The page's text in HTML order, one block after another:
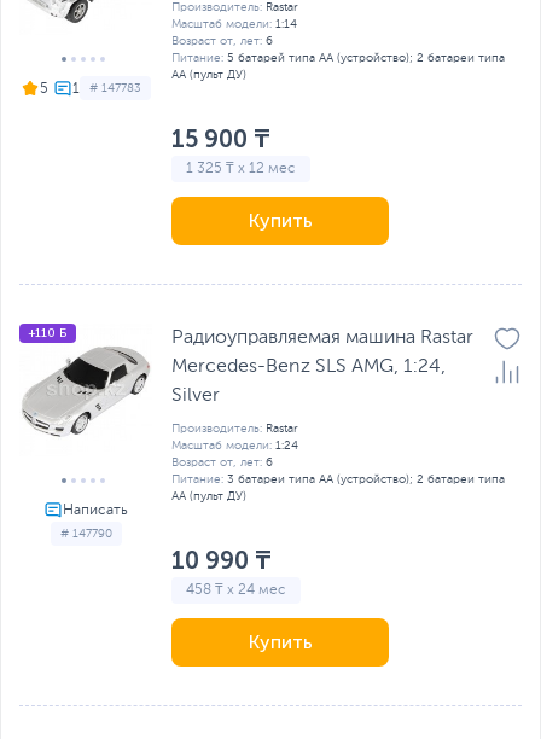
5 # 147783
Производитель: Rastar
Масштаб модели: 1:14
Возраст от, лет: 6
Питание: 5 батарей типа AA (устройство); 2 батареи типа
AA (пульт ДУ)
15 900 ₸
1 325 ₸ x 12 мес
Купить
# 147790
+110 Б
Радиоуправляемая машина Rastar
Mercedes-Benz SLS AMG, 1:24,
Silver
Производитель: Rastar
Масштаб модели: 1:24
Возраст от, лет: 6
Питание: 3 батареи типа AA (устройство); 2 батареи типа
AA (пульт ДУ)
10 990 ₸
458 ₸ x 24 мес
Купить